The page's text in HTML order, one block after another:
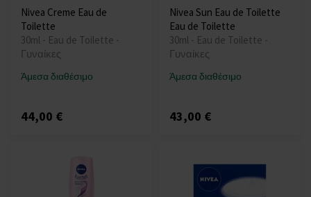
Nivea Creme Eau de
Toilette
30ml - Eau de Toilette -
Γυναίκες
Άμεσα διαθέσιμο
44,00 €
Nivea Sun Eau de Toilette
Eau de Toilette
30ml - Eau de Toilette -
Γυναίκες
Άμεσα διαθέσιμο
43,00 €